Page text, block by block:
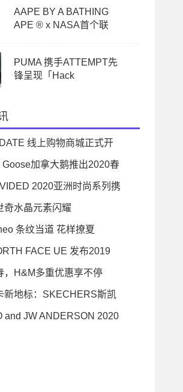
AAPE BY A BATHING
APE ® x NASA首个联
PUMA 携手ATTEMPT先
锋呈现「Hack
线上购物商城正式开
度无 加拿大鹅推出2020春
2020亚洲时尚系列携
街头
奇水晶元素闪耀
Valli 20/21巴黎
条纹当道 花样撩夏
FACE UE 发布2019
系列
，H&M多重优惠享不停
新地标：SKECHERS斯凯
店铺全
and JW ANDERSON 2020